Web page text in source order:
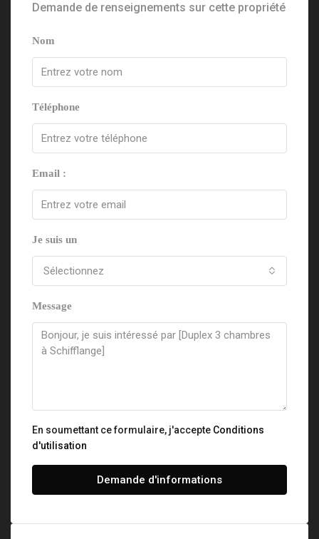
Demande de renseignements sur cette propriété
Nom
Téléphone
Email :
Je suis un
Sélectionnez
Message
En soumettant ce formulaire, j'accepte Conditions
d'utilisation
Demande d'informations